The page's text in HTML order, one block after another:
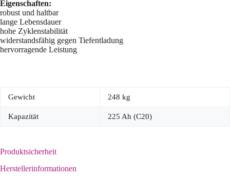
Eigenschaften:
robust und haltbar
lange Lebensdauer
hohe Zyklenstabilität
widerstandsfähig gegen Tiefentladung
hervorragende Leistung
Gewicht 248 kg
Kapazität 225 Ah (C20)
Produktsicherheit
Herstellerinformationen